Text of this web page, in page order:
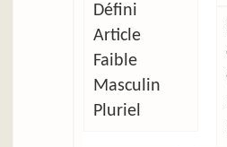
Défini
Article
Faible
Masculin
Pluriel